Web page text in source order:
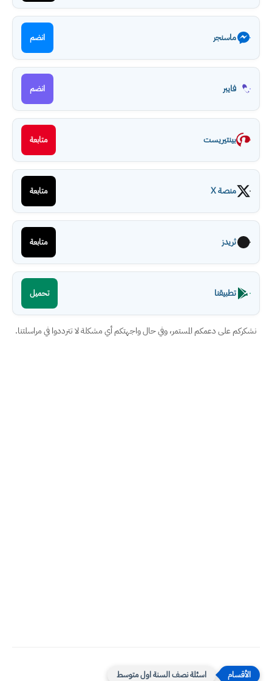
ماسنجر انضم
فايبر انضم
بينتيريست متابعة
منصة X متابعة
ثريدز متابعة
تطبيقنا تحميل
نشكركم على دعمكم المستمر، وفي حال واجهتكم أي مشكلة لا تترددوا في مراسلتنا.
اسئلة نصف السنة اول متوسط